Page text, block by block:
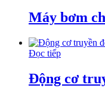
Máy bơm
Đọc tiếp
Động cơ